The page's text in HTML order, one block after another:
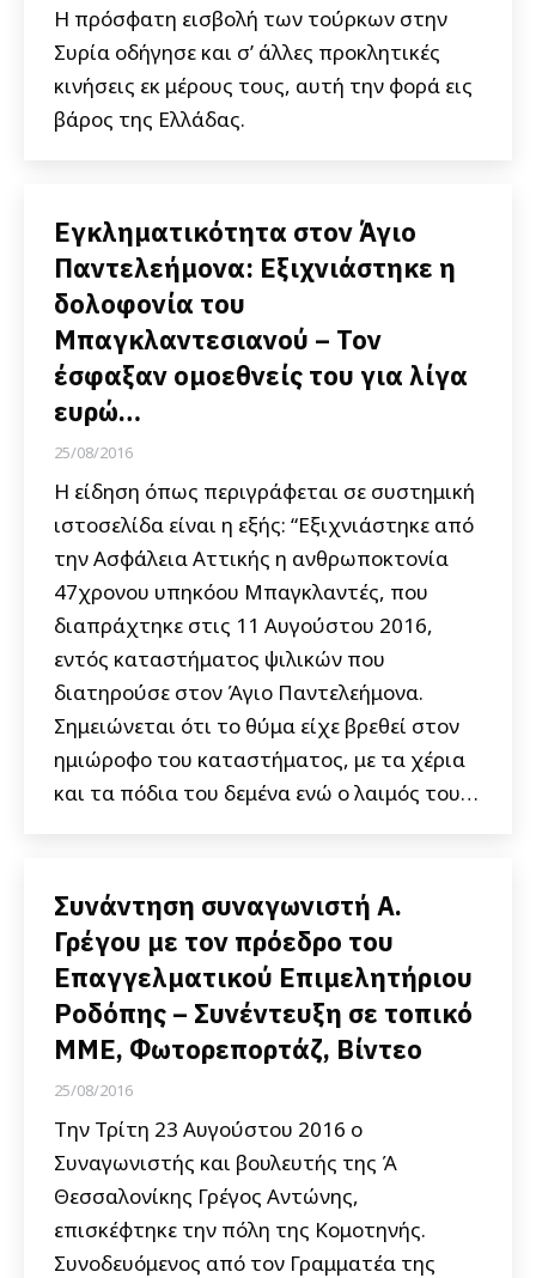
Η πρόσφατη εισβολή των τούρκων στην
Συρία οδήγησε και σ’ άλλες προκλητικές
κινήσεις εκ μέρους τους, αυτή την φορά εις
βάρος της Ελλάδας.
Εγκληματικότητα στον Άγιο
Παντελεήμονα: Εξιχνιάστηκε η
δολοφονία του
Μπαγκλαντεσιανού – Τον
έσφαξαν ομοεθνείς του για λίγα
ευρώ…
25/08/2016
Η είδηση όπως περιγράφεται σε συστημική
ιστοσελίδα είναι η εξής: “Εξιχνιάστηκε από
την Ασφάλεια Αττικής η ανθρωποκτονία
47χρονου υπηκόου Μπαγκλαντές, που
διαπράχτηκε στις 11 Αυγούστου 2016,
εντός καταστήματος ψιλικών που
διατηρούσε στον Άγιο Παντελεήμονα.
Σημειώνεται ότι το θύμα είχε βρεθεί στον
ημιώροφο του καταστήματος, με τα χέρια
και τα πόδια του δεμένα ενώ ο λαιμός του…
Συνάντηση συναγωνιστή Α.
Γρέγου με τον πρόεδρο του
Επαγγελματικού Επιμελητήριου
Ροδόπης – Συνέντευξη σε τοπικό
ΜΜΕ, Φωτορεπορτάζ, Βίντεο
25/08/2016
Την Τρίτη 23 Αυγούστου 2016 ο
Συναγωνιστής και βουλευτής της Ά
Θεσσαλονίκης Γρέγος Αντώνης,
επισκέφτηκε την πόλη της Κομοτηνής.
Συνοδευόμενος από τον Γραμματέα της